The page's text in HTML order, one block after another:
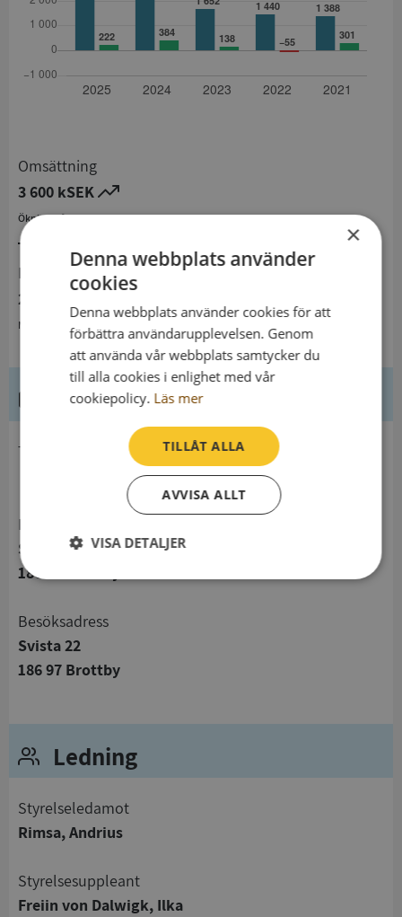
Omsättning
3 600 kSEK
Ökning från 2024 till 2025 med 43,5%
Resultat
222 kSEK
Minskning från 2024 till 2025 med 42,2%
Kontaktuppgifter
Svista 22
186 97 Brottby
Besöksadress
Svista 22
186 97 Brottby
Ledning
Styrelseledamot
Rimsa, Andrius
Styrelsesuppleant
Freiin von Dalwigk, Ilka
×
Denna webbplats använder
cookies
Denna webbplats använder cookies för att
förbättra användarupplevelsen. Genom
att använda vår webbplats samtycker du
till alla cookies i enlighet med vår
cookiepolicy. Läs mer
TILLÅT ALLA
AVVISA ALLT
VISA DETALJER
Strikt
Prestanda Inriktning
Funktioner
Funktioner
och kontohantering. Webbplatsen kan inte
användas ordentligt utan strikt nödvändiga cookies.